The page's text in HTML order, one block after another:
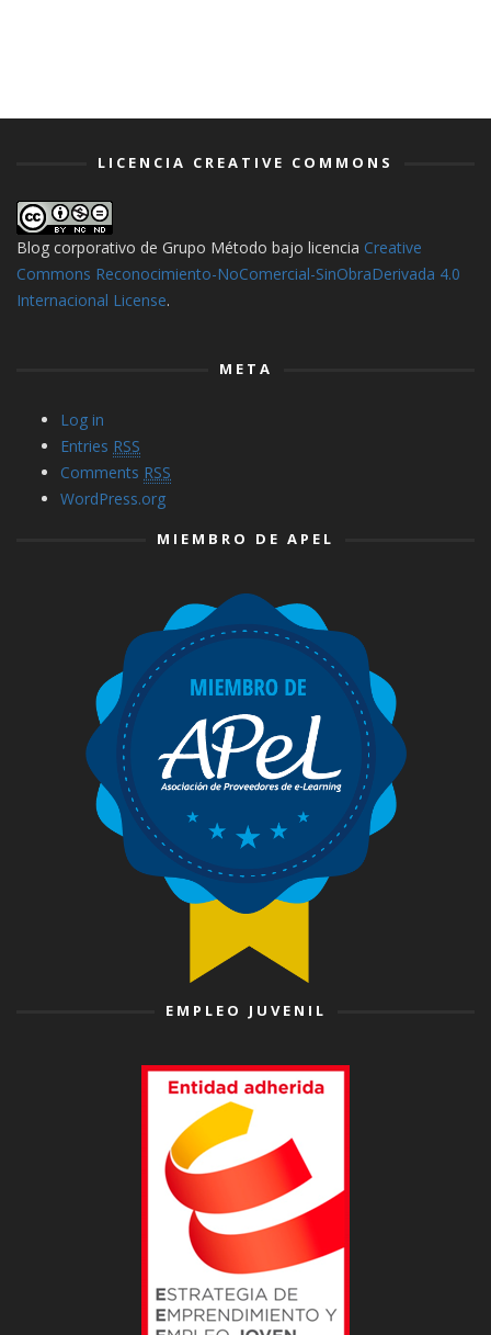
LICENCIA CREATIVE COMMONS
Blog corporativo de Grupo Método bajo licencia Creative
Commons Reconocimiento-NoComercial-SinObraDerivada 4.0
Internacional License.
META
Log in
Entries RSS
Comments RSS
WordPress.org
MIEMBRO DE APEL
EMPLEO JUVENIL